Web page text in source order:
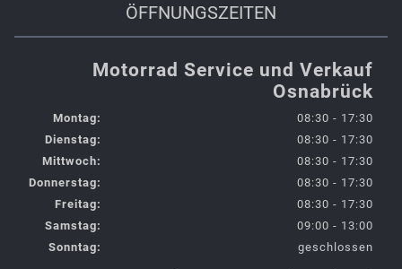
ÖFFNUNGSZEITEN
Motorrad Service und Verkauf
Osnabrück
Montag:
08:30 - 17:30
Dienstag:
08:30 - 17:30
Mittwoch:
08:30 - 17:30
Donnerstag:
08:30 - 17:30
Freitag:
08:30 - 17:30
Samstag:
09:00 - 13:00
Sonntag:
geschlossen